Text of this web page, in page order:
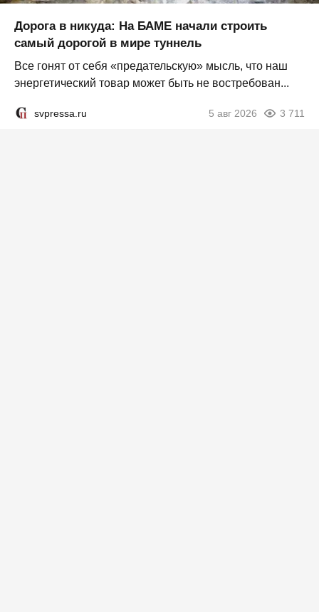
Дорога в никуда: На БАМЕ начали строить
самый дорогой в мире туннель
Все гонят от себя «предательскую» мысль, что наш
энергетический товар может быть не востребован...
svpressa.ru 5 авг 2026 3 711